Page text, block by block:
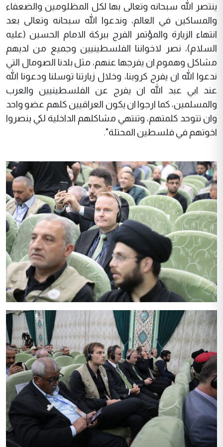
ينتصر الله سبحانه وتعالى بها لكل المظلومين والضعفاء
والمساكين في العالم، وندعوا الله سبحانه وتعالى بعد
انتهاء الزيارة والمؤتمر الفرج ببركة الامام الحسين (عليه
السلام)، نصر لاخواننا الفلسطينيين وجميع من لديهم
مشاكل وهموم ان يفرجها عنهم، مثل بلدنا الصومال التي
ندعوا الله ان يفرج كروبنا، وخلال زيارتنا توسلنا ودعونا الله
عند ابي عبد الله ان يفرج عن الفلسطينيين والعرب
والمسلمين، كما ارجوا ان يكون العراقيين كلهم عضو واحد
وان تتوحد كلمتهم، وتنتهي مشاكلهم الداخلية لكي ينصروا
اخوتهم في فلسطين المحتلة".